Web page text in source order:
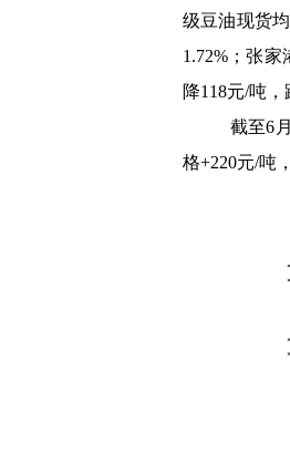
级豆油现货
1.72%；张
降118元/吨，
截至6
格+220元/吨